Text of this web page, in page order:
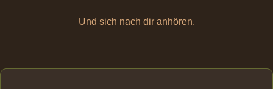
Und sich nach dir anhören.